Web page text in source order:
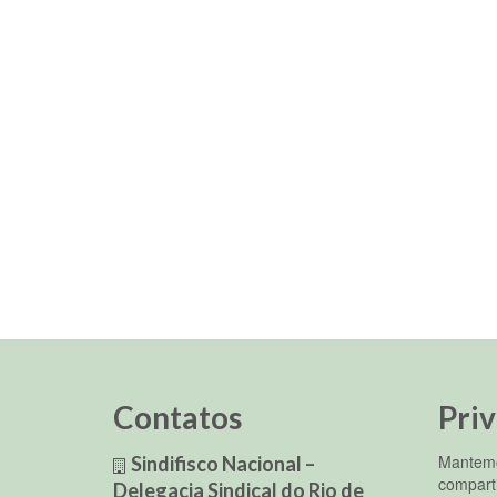
Contatos
Sindifisco Nacional –
Delegacia Sindical do Rio de